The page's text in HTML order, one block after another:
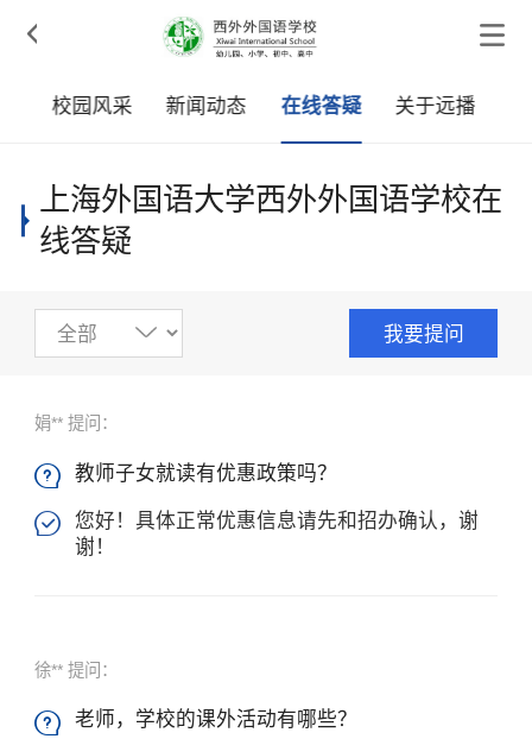

校园风采 新闻动态 在线答疑 关于远播
上海外国语大学西外外国语学校在
线答疑
我要提问
娟** 提问：
 教师子女就读有优惠政策吗？

您好！具体正常优惠信息请先和招办确认，谢
谢！
徐** 提问：
 老师，学校的课外活动有哪些？